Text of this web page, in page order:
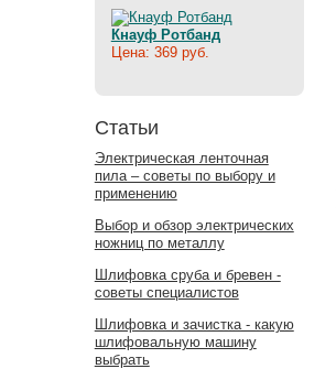
Кнауф Ротбанд
Цена: 369 руб.
Статьи
Электрическая ленточная
пила – советы по выбору и
применению
Выбор и обзор электрических
ножниц по металлу
Шлифовка сруба и бревен -
советы специалистов
Шлифовка и зачистка - какую
шлифовальную машину
выбрать